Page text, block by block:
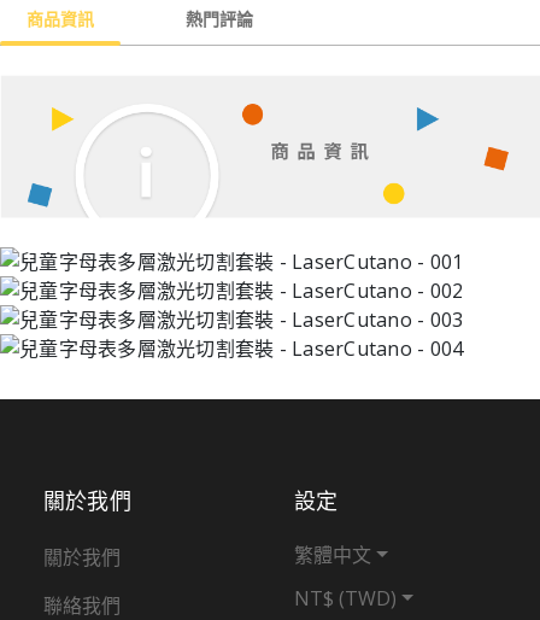
商品資訊 熱門評論
關於我們
關於我們
聯絡我們
設定
繁體中文
NT$ (TWD)